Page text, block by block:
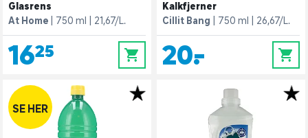
Glasrens
At Home
750 ml 21,67/L.
16,25 0
Kalkfjerner
Cillit Bang
750 ml 26,67/L.
20,- 0
SE HER